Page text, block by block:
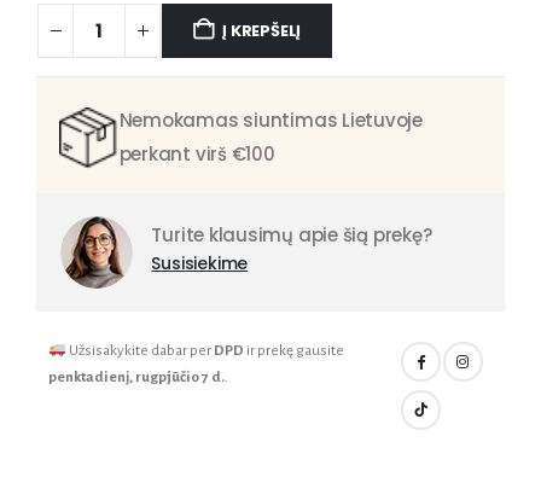
Į KREPŠELĮ
Nemokamas siuntimas Lietuvoje
perkant virš €100
Turite klausimų apie šią prekę?
Susisiekime
Užsisakykite dabar per DPD ir prekę gausite
penktadienį, rugpjūčio 7 d.